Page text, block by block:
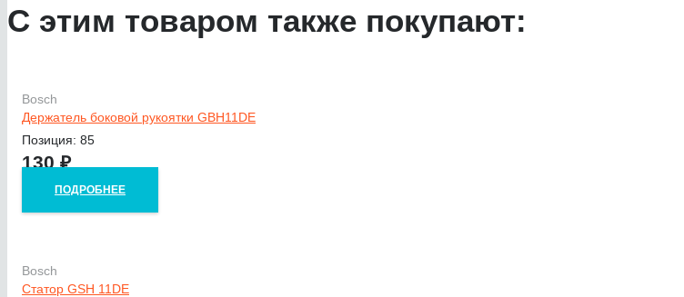
С этим товаром также покупают:
Bosch
Держатель боковой рукоятки GBH11DE
Позиция: 85
130₽
ПОДРОБНЕЕ
Bosch
Статор GSH 11DE